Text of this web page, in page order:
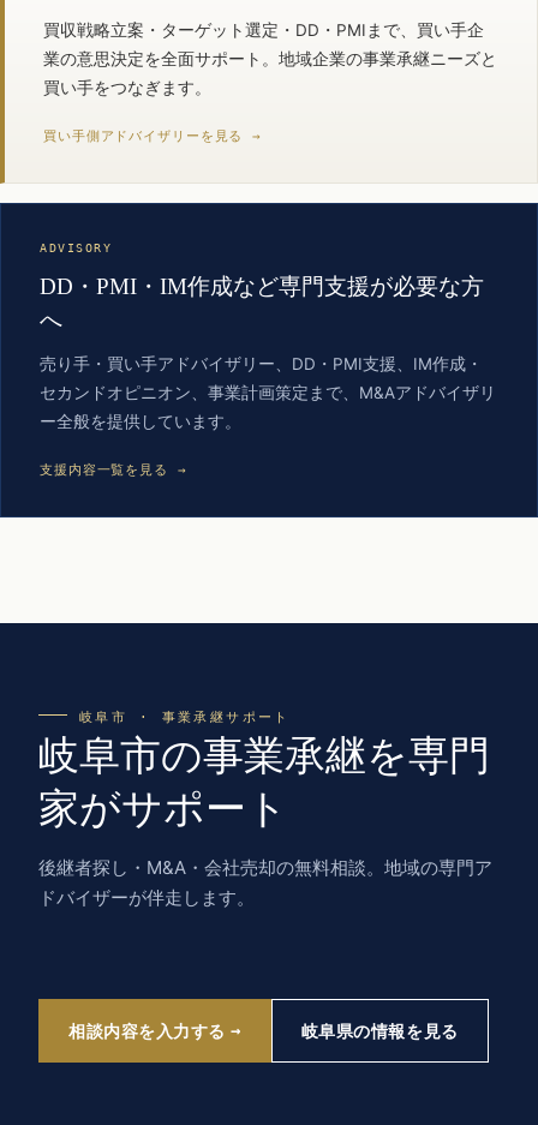
買収戦略立案・ターゲット選定・DD・PMIまで、買い手企
業の意思決定を全面サポート。地域企業の事業承継ニーズと
買い手をつなぎます。
買い手側アドバイザリーを見る →
ADVISORY
DD・PMI・IM作成など専門支援が必要な方
へ
売り手・買い手アドバイザリー、DD・PMI支援、IM作成・
セカンドオピニオン、事業計画策定まで、M&Aアドバイザリ
ー全般を提供しています。
支援内容一覧を見る →
岐阜市 · 事業承継サポート
岐阜市の事業承継を専門
家がサポート
後継者探し・M&A・会社売却の無料相談。地域の専門ア
ドバイザーが伴走します。
相談内容を入力する 岐阜県の情報を見る